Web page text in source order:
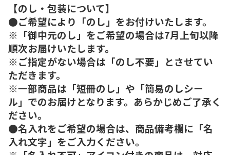
【のし・包装について】
●ご希望により「のし」をお付けいたします。
※「御中元のし」をご希望の場合は7月上旬以降
順次お届けいたします。
※ご指定がない場合は「のし不要」とさせてい
ただきます。
※一部商品は「短冊のし」や「簡易のしシー
ル」でのお届けとなります。あらかじめご了承く
ださい。
●名入れをご希望の場合は、商品備考欄に「名
入れ文字」をご入力ください。